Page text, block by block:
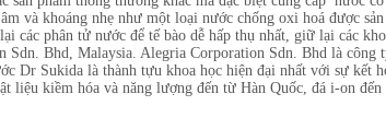
và khoáng nhẹ như một loại nước chống oxi hoá được
các phân tử nước để tế bào dễ hấp thụ nhất, giữ lại các
Bhd, Malaysia. Alegria Corporation Sdn. Bhd là công
Dr Sukida là thành tựu khoa học hiện đại nhất với sự kết
kiềm hóa và năng lượng đến từ Hàn Quốc, đá i-on